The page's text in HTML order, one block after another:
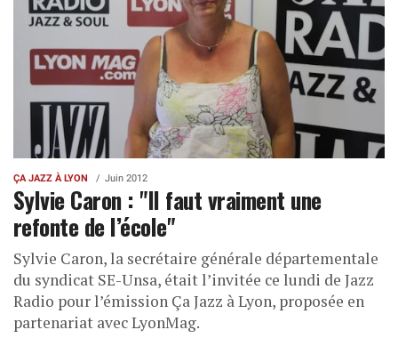
ÇA JAZZ À LYON Juin 2012
Sylvie Caron : "Il faut vraiment une
refonte de l’école"
Sylvie Caron, la secrétaire générale départementale
du syndicat SE-Unsa, était l’invitée ce lundi de Jazz
Radio pour l’émission Ça Jazz à Lyon, proposée en
partenariat avec LyonMag.